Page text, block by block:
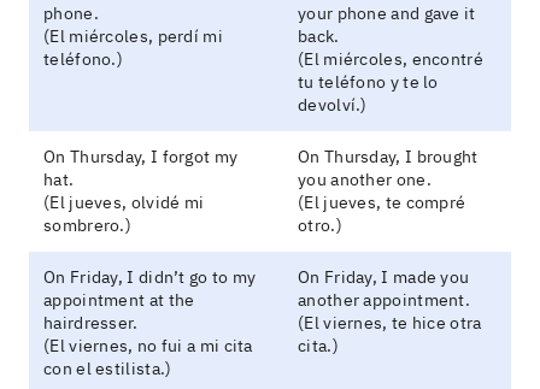
phone.
(El miércoles, perdí mi
teléfono.)
your phone and gave it
back.
(El miércoles, encontré
tu teléfono y te lo
devolví.)
On Thursday, I forgot my
hat.
(El jueves, olvidé mi
sombrero.)
On Thursday, I brought
you another one.
(El jueves, te compré
otro.)
On Friday, I didn’t go to my
appointment at the
hairdresser.
(El viernes, no fui a mi cita
con el estilista.)
On Friday, I made you
another appointment.
(El viernes, te hice otra
cita.)